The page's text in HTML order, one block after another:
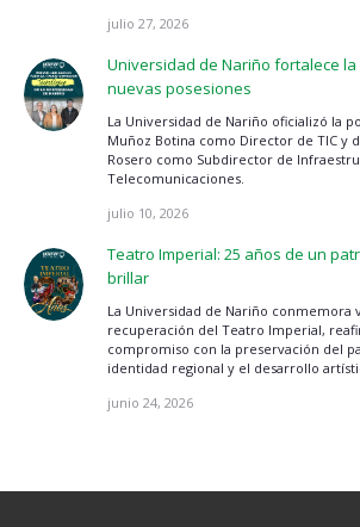
julio 27, 2026
Universidad de Nariño fortalece la
nuevas posesiones
La Universidad de Nariño oficializó la
Muñoz Botina como Director de TIC y
Rosero como Subdirector de
Telecomunicaciones.
julio 10, 2026
Teatro Imperial: 25 años de un
brillar
La Universidad de Nariño conmemora
recuperación del Teatro Imperial,
compromiso con la preservación del
identidad regional y el desarrollo
junio 24, 2026